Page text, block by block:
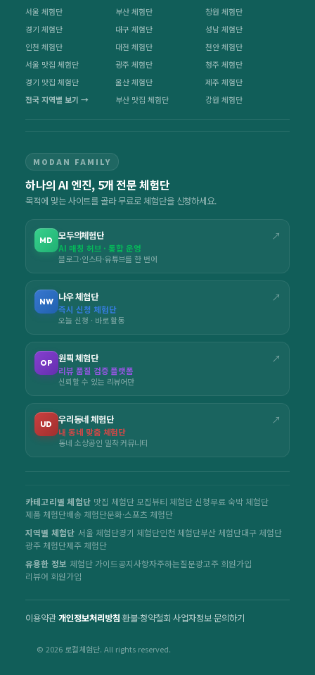
서울 체험단
경기 체험단
인천 체험단
서울 맛집 체험단
경기 맛집 체험단
전국 지역별 보기 →
부산 체험단
대구 체험단
대전 체험단
광주 체험단
울산 체험단
부산 맛집 체험단
창원 체험단
성남 체험단
천안 체험단
청주 체험단
제주 체험단
강원 체험단
MODAN FAMILY
하나의 AI 엔진, 5개 전문 체험단
목적에 맞는 사이트를 골라 무료로 체험단을 신청하세요.
MD 모두의체험단 ↗
AI 매칭 허브 · 통합 운영
블로그·인스타·유튜브를 한 번에
NW 나우 체험단 ↗
즉시 신청 체험단
오늘 신청 · 바로 활동
OP 원픽 체험단 ↗
리뷰 품질 검증 플랫폼
신뢰할 수 있는 리뷰어만
UD 우리동네 체험단 ↗
내 동네 맞춤 체험단
동네 소상공인 밀착 커뮤니티
카테고리별 체험단 맛집 체험단 모집뷰티 체험단 신청무료 숙박 체험단
제품 체험단배송 체험단문화·스포츠 체험단
지역별 체험단 서울 체험단경기 체험단인천 체험단부산 체험단대구 체험단
광주 체험단제주 체험단
유용한 정보 체험단 가이드공지사항자주하는질문광고주 회원가입
리뷰어 회원가입
이용약관·개인정보처리방침·환불·청약철회·사업자정보·문의하기
© 2026 로컬체험단. All rights reserved.